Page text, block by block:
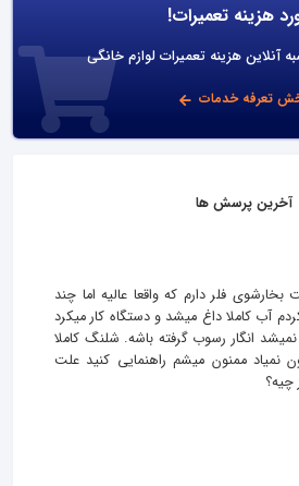
هزینه تعمیرات!
آنلاین هزینه تعمیرات لوازم خانگی
تعرفه خدمات
آخرین پرسش ها
فلر دارم که واقعا عالیه اما چند
آب کاملا داغ میشد و دستگاه کار میکرد
نمیشد انگار رسوب گرفته باشه. شلنگ کاملا
نمیاد ممنون میشم راهنمایی کنید علت
چیه؟